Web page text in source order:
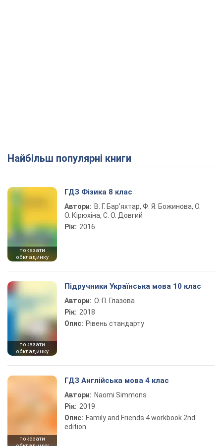
Найбільш популярні книги
показати
обкладинку
ГДЗ Фізика 8 клас
Автори: В. Г. Бар’яхтар, Ф. Я. Божинова, О.
О. Кірюхіна, С. О. Довгий
Рік: 2016
показати
обкладинку
Підручники Українська мова 10 клас
Автори: О. П. Глазова
Рік: 2018
Опис: Рівень стандарту
показати
ГДЗ Англійська мова 4 клас
Автори: Naomi Simmons
Рік: 2019
Опис: Family and Friends 4 workbook 2nd
edition